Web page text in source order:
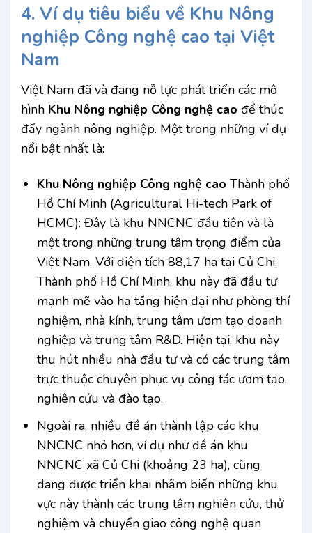
4. Ví dụ tiêu biểu về Khu Nông
nghiệp Công nghệ cao tại Việt
Nam
Việt Nam đã và đang nỗ lực phát triển các mô
hình Khu Nông nghiệp Công nghệ cao để thúc
đẩy ngành nông nghiệp. Một trong những ví dụ
nổi bật nhất là:
Khu Nông nghiệp Công nghệ cao Thành phố
Hồ Chí Minh (Agricultural Hi-tech Park of
HCMC): Đây là khu NNCNC đầu tiên và là
một trong những trung tâm trọng điểm của
Việt Nam. Với diện tích 88,17 ha tại Củ Chi,
Thành phố Hồ Chí Minh, khu này đã đầu tư
mạnh mẽ vào hạ tầng hiện đại như phòng thí
nghiệm, nhà kính, trung tâm ươm tạo doanh
nghiệp và trung tâm R&D. Hiện tại, khu này
thu hút nhiều nhà đầu tư và có các trung tâm
trực thuộc chuyên phục vụ công tác ươm tạo,
nghiên cứu và đào tạo.
Ngoài ra, nhiều đề án thành lập các khu
NNCNC nhỏ hơn, ví dụ như đề án khu
NNCNC xã Củ Chi (khoảng 23 ha), cũng
đang được triển khai nhằm biến những khu
vực này thành các trung tâm nghiên cứu, thử
nghiệm và chuyển giao công nghệ quan